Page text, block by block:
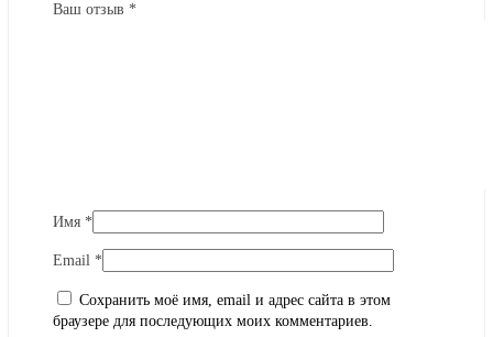
Ваш отзыв *
Имя *
Email *
Сохранить моё имя, email и адрес сайта в этом
браузере для последующих моих комментариев.